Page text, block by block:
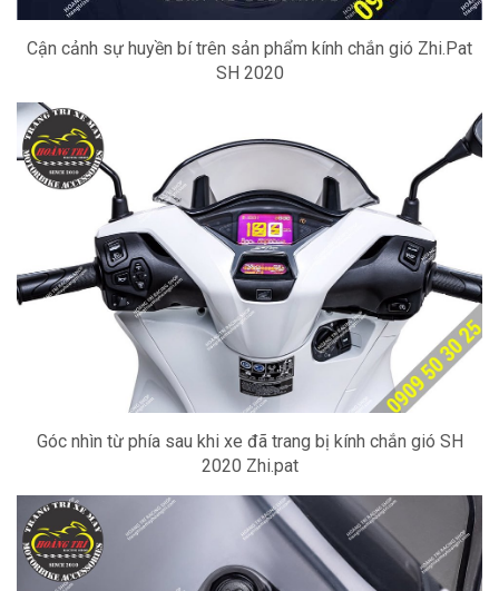
Cận cảnh sự huyền bí trên sản phẩm kính chắn gió Zhi.Pat
SH 2020
Góc nhìn từ phía sau khi xe đã trang bị kính chắn gió SH
2020 Zhi.pat